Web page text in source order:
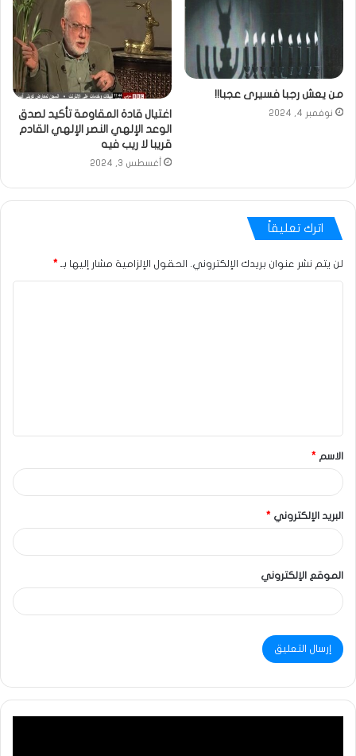
من يعش رجبا فسيرى عجبا!!
نوفمبر 4, 2024
اغتيال قادة المقاومة تأكيد لصدق
الوعد الإلهي النصر الإلهي القادم
قريبا لا ريب فيه
أغسطس 3, 2024
اترك تعليقاً
لن يتم نشر عنوان بريدك الإلكتروني. الحقول الإلزامية مشار إليها بـ *
الاسم *
البريد الإلكتروني *
الموقع الإلكتروني